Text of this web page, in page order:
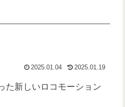
2025.01.04 2025.01.19
た新しいロコモーション